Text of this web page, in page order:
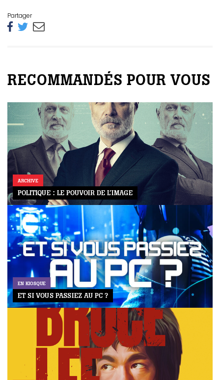
Partager
RECOMMANDÉS POUR VOUS
ARCHIVE
POLITIQUE : LE POUVOIR DE L’IMAGE
EN KIOSQUE
ET SI VOUS PASSIEZ AU PC ?